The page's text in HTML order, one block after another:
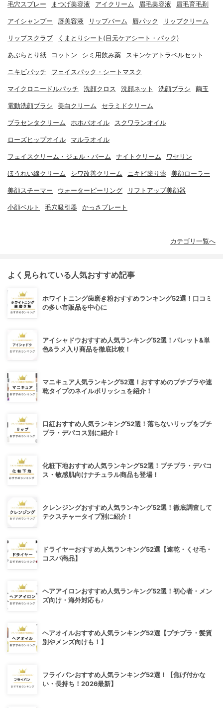
毛穴スプレー まつげ美容液 アイクリーム 眉毛美容液 眉毛育毛剤
アイシャンプー 唇美容液 リップバーム 唇パック リップクリーム
リップスクラブ くまとりシート(目元ケアシート・パック)
あぶらとり紙 コットン シミ用飲み薬 スキンケアトラベルセット
ニキビパッチ フェイスパック・シートマスク
マイクロニードルパッチ 洗顔クロス 洗顔ネット 洗顔ブラシ 繭玉
電動洗顔ブラシ 美白クリーム セラミドクリーム
プラセンタクリーム ホホバオイル スクワランオイル
ローズヒップオイル マルラオイル
フェイスクリーム・ジェル・バーム ナイトクリーム ワセリン
ほうれい線クリーム シワ改善クリーム ニキビ塗り薬 美顔ローラー
美顔スチーマー ウォーターピーリング リフトアップ美顔器
小顔ベルト 毛穴吸引器 かっさプレート
カテゴリ一覧へ
よく見られている人気おすすめ記事
ホワイトニング歯磨き粉おすすめランキング52選！口コミ
の多い市販品を中心に
アイシャドウおすすめ人気ランキング52選！パレット&単
色&ラメ入り商品を徹底比較！
マニキュア人気ランキング52選！おすすめのプチプラや速
乾タイプのネイルポリッシュを紹介！
口紅おすすめ人気ランキング52選！落ちないリップをプチ
プラ・デパコス別に紹介！
化粧下地おすすめ人気ランキング52選！プチプラ・デパコ
ス・敏感肌向けナチュラル商品も登場！
クレンジングおすすめ人気ランキング52選！徹底調査して
テクスチャータイプ別に紹介！
ドライヤーおすすめ人気ランキング52選【速乾・くせ毛・
コスパ商品】
ヘアアイロンおすすめ人気ランキング52選！初心者・メン
ズ向け・海外対応も♪
ヘアオイルおすすめ人気ランキング52選【プチプラ・髪質
別やメンズ向けも！】
フライパンおすすめ人気ランキング52選！【焦げ付かな
い・長持ち！2026最新】